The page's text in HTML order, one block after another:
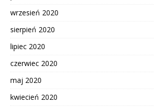
wrzesień 2020
sierpień 2020
lipiec 2020
czerwiec 2020
maj 2020
kwiecień 2020